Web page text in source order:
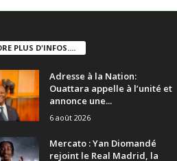
PLUS D'INFOS....
Adresse à la Nation:
Ouattara appelle à l’unité et
annonce une...
6 août 2026
Mercato : Yan Diomandé
rejoint le Real Madrid, la